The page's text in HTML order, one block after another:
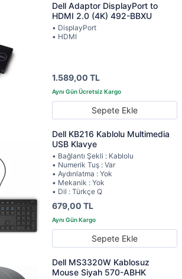
Dell Adaptor DisplayPort to
HDMI 2.0 (4K) 492-BBXU
• DisplayPort
• HDMI
1.589,00 TL
Sepete Ekle
Dell KB216 Kablolu Multimedia
USB Klavye
• Bağlantı Şekli : Kablolu
• Numerik Tuş : Var
• Aydınlatma : Yok
• Mekanik : Yok
• Dil : Türkçe Q
679,00 TL
Sepete Ekle
Dell MS3320W Kablosuz
Mouse Siyah 570-ABHK